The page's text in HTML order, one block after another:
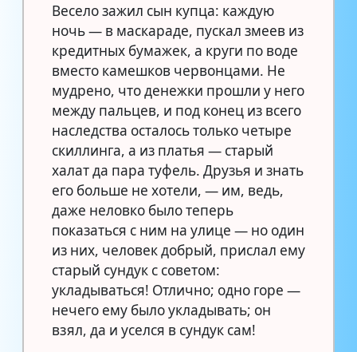
Весело зажил сын купца: каждую
ночь — в маскараде, пускал змеев из
кредитных бумажек, а круги по воде
вместо камешков червонцами. Не
мудрено, что денежки прошли у него
между пальцев, и под конец из всего
наследства осталось только четыре
скиллинга, а из платья — старый
халат да пара туфель. Друзья и знать
его больше не хотели, — им, ведь,
даже неловко было теперь
показаться с ним на улице — но один
из них, человек добрый, прислал ему
старый сундук с советом:
укладываться! Отлично; одно горе —
нечего ему было укладывать; он
взял, да и уселся в сундук сам!